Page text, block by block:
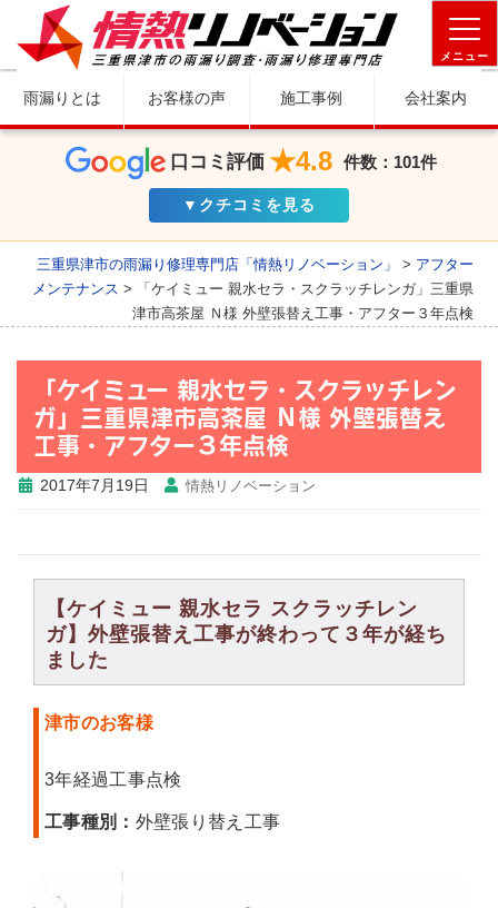
メニュー
雨漏りとは お客様の声 施工事例 会社案内
口コミ評価 ★4.8 件数：101件
▼クチコミを見る
三重県津市の雨漏り修理専門店「情熱リノベーション」 > アフター
メンテナンス >
「ケイミュー 親水セラ・スクラッチレンガ」三重県
津市高茶屋 Ｎ様 外壁張替え工事・アフター３年点検
「ケイミュー 親水セラ・スクラッチレン
ガ」三重県津市高茶屋 Ｎ様 外壁張替え
工事・アフター３年点検
2017年7月19日 情熱リノベーション
【ケイミュー 親水セラ スクラッチレン
ガ】外壁張替え工事が終わって３年が経ち
ました
津市のお客様
3年経過工事点検
工事種別： 外壁張り替え工事